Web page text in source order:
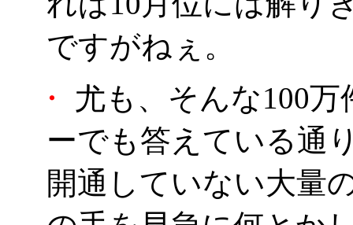
ですがねぇ。
・
尤も、そんな100
ーでも答えている通
開通していない大量